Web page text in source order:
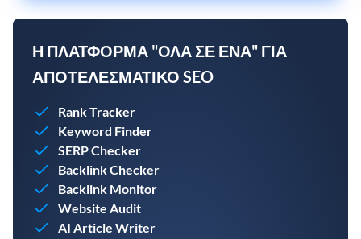
Η ΠΛΑΤΦΌΡΜΑ "ΌΛΑ ΣΕ ΈΝΑ" ΓΙΑ
ΑΠΟΤΕΛΕΣΜΑΤΙΚΌ SEO
Rank Tracker
Keyword Finder
SERP Checker
Backlink Checker
Backlink Monitor
Website Audit
AI Article Writer